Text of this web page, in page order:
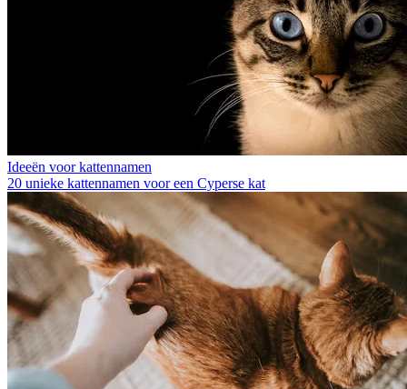
Ideeën voor kattennamen
20 unieke kattennamen voor een Cyperse kat